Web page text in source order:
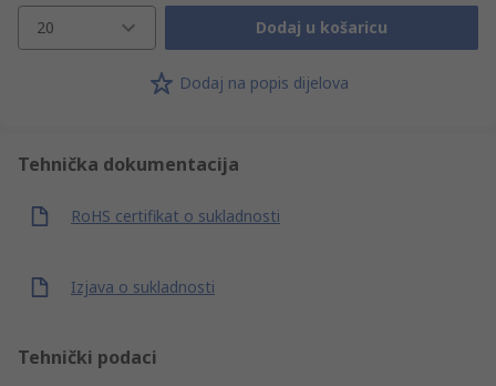
20 Dodaj u košaricu
Dodaj na popis dijelova
Tehnička dokumentacija
RoHS certifikat o sukladnosti
Izjava o sukladnosti
Tehnički podaci